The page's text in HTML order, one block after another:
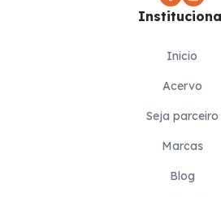
Inicio
Acervo
Seja parceiro
Marcas
Blog